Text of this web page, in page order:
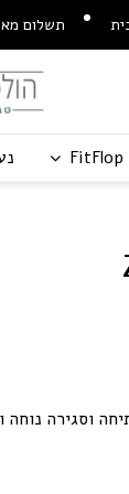
בכרטיס
FitFlop
וסגירה נוחה